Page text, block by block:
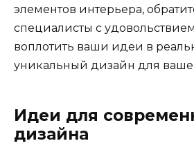
элементов интерьера,
специалисты с
воплотить ваши идеи в
уникальный дизайн для
Идеи для
дизайна